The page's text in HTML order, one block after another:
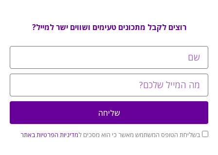
רוצים לקבל מתכונים טעימים ושווים ישר למייל?
בשליחת הטופס המשתמש מאשר כי הוא מסכים למדיניות הפרטיות באתר
שליחה